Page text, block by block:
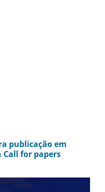
publicação em
Call for papers